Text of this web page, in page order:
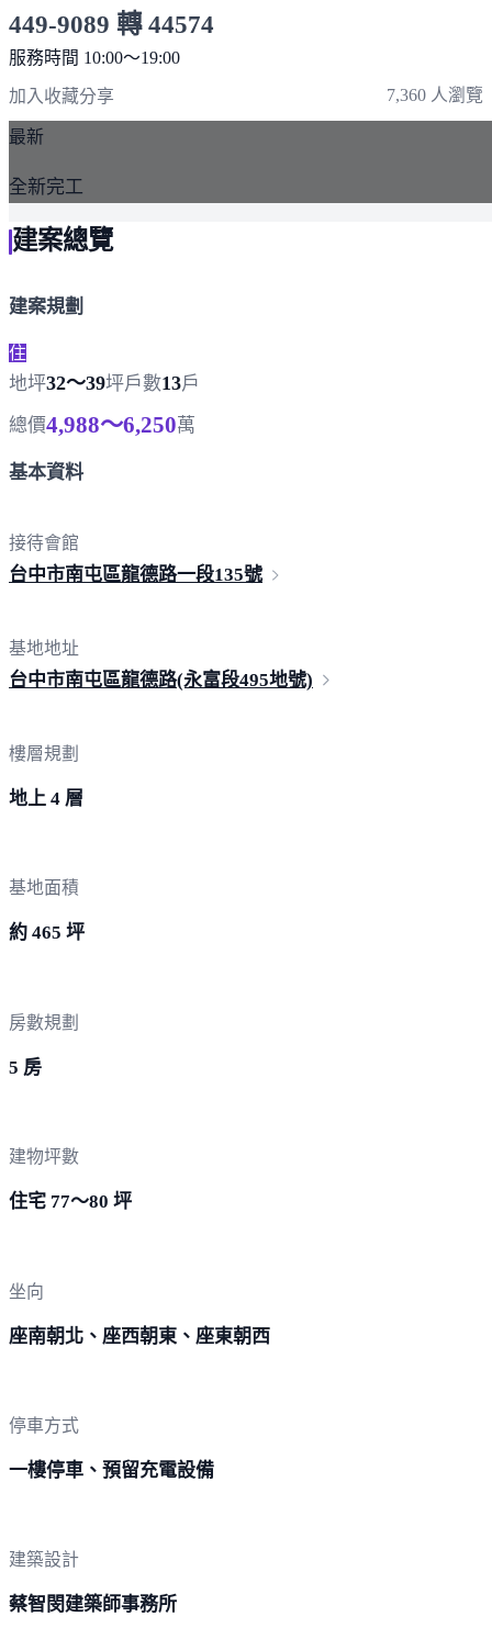
449-9089 轉 44574
服務時間 10:00～19:00
點擊上方掃描 QR Code 可快速撥打
加入收藏分享 7,360 人瀏覽
最新
全新完工
建案總覽
建案規劃
住
地坪32～39坪戶數13戶
總價4,988～6,250萬
基本資料
接待會館
台中市南屯區龍德路一段135號
基地地址
台中市南屯區龍德路(永富段495地號)
樓層規劃
地上 4 層
基地面積
約 465 坪
房數規劃
5 房
建物坪數
住宅 77～80 坪
坐向
座南朝北、座西朝東、座東朝西
停車方式
一樓停車、預留充電設備
建築設計
蔡智閔建築師事務所